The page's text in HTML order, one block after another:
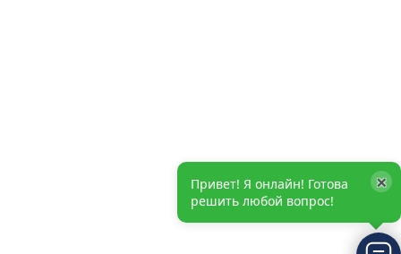
Привет! Я онлайн! Готова
решить любой вопрос!
×